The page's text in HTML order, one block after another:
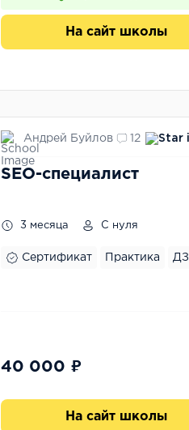
На сайт школы
Андрей Буйлов 12
SEO-специалист
3 месяца С нуля
Сертификат Практика ДЗ
40 000 ₽
На сайт школы